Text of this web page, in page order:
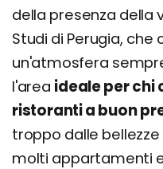
della presenza della
Studi di Perugia,
un'atmosfera
l'area ideale per chi
ristoranti a buon
troppo dalle
molti appartamenti